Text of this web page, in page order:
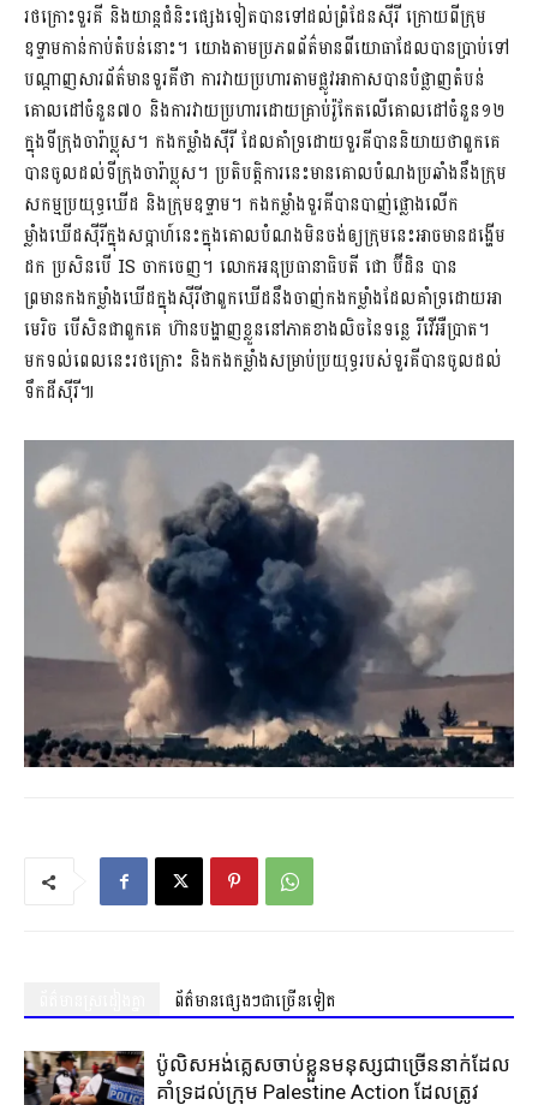
រថក្រោះទួរគី និងយាន្តជំនិះផ្សេងទៀតបានទៅដល់ព្រំដែនស៊ីរី ក្រោយពីក្រុម
ឧទ្ទាមកាន់កាប់តំបន់នោះ។ យោងតាមប្រភពព័ត៌មានពីយោធាដែលបានប្រាប់ទៅ
បណ្តាញសារព័ត៌មានទួរគីថា ការវាយប្រហារតាមផ្លូវអាកាសបានបំផ្លាញតំបន់
គោលដៅចំនួន៧០ និងការវាយប្រហារដោយគ្រាប់រ៉ូកែតលើគោលដៅចំនួន១២
ក្នុងទីក្រុងចារ៉ាប្លុស។ កងកម្លាំងស៊ីរី ដែលគាំទ្រដោយទួរគីបាននិយាយថាពួកគេ
បានចូលដល់ទីក្រុងចារ៉ាប្លុស។ ប្រតិបត្តិការនេះមានគោលបំណងប្រឆាំងនឹងក្រុម
សកម្មប្រយុទ្ធឃើដ និងក្រុមឧទ្ទាម។ កងកម្លាំងទួរគីបានបាញ់ផ្លោងលើក
ម្លាំងឃើដស៊ីរីក្នុងសប្តាហ៍នេះក្នុងគោលបំណងមិនចង់ឲ្យក្រុមនេះអាចមានដង្ហើម
ដក ប្រសិនបើ IS ចាកចេញ។ លោកអនុប្រធានាធិបតី ជោ ប៊ីដិន បាន
ព្រមានកងកម្លាំងឃើដក្នុងស៊ីរីថាពួកឃើដនឹងចាញ់កងកម្លាំងដែលគាំទ្រដោយអា
មេរិច បើសិនជាពួកគេ ហ៊ានបង្ហាញខ្លួននៅភាគខាងលិចនៃទន្លេ រីវើអឺប្រាត។
មកទល់ពេលនេះរថក្រោះ និងកងកម្លាំងសម្រាប់ប្រយុទ្ធរបស់ទួរគីបានចូលដល់
ទឹកដីស៊ីរី៕
ព័ត៌មានផ្សេងៗជាច្រើនទៀត
ប៉ូលិសអង់គ្លេសចាប់ខ្លួនមនុស្សជាច្រើននាក់ដែល
គាំទ្រដល់ក្រុម Palestine Action ដែលត្រូវ